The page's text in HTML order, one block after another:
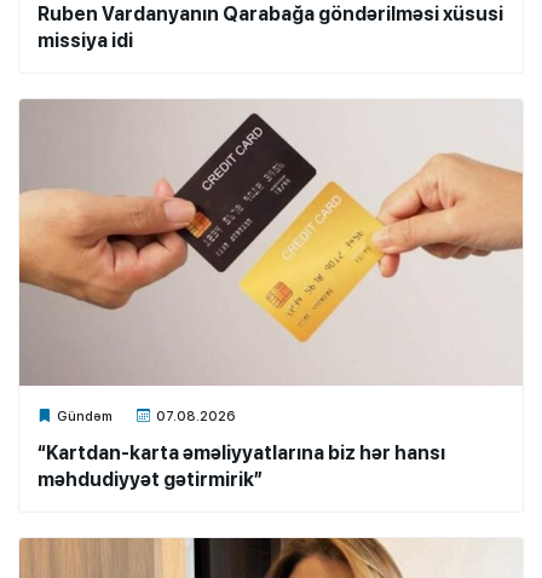
Ruben Vardanyanın Qarabağa göndərilməsi xüsusi
missiya idi
Gündəm 07.08.2026
Xalq.Online
“Kartdan-karta əməliyyatlarına biz hər hansı
məhdudiyyət gətirmirik”